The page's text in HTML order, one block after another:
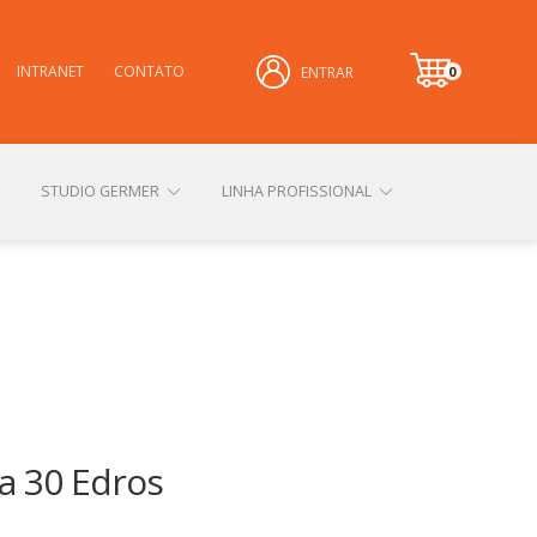
INTRANET CONTATO ENTRAR
0
it
STUDIO GERMER LINHA PROFISSIONAL
30 Edros